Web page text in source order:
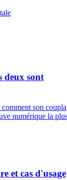
deux sont
son
numérique la
et cas d'usage